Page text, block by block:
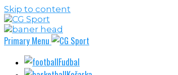
Skip to content
Primary Menu
Fudbal